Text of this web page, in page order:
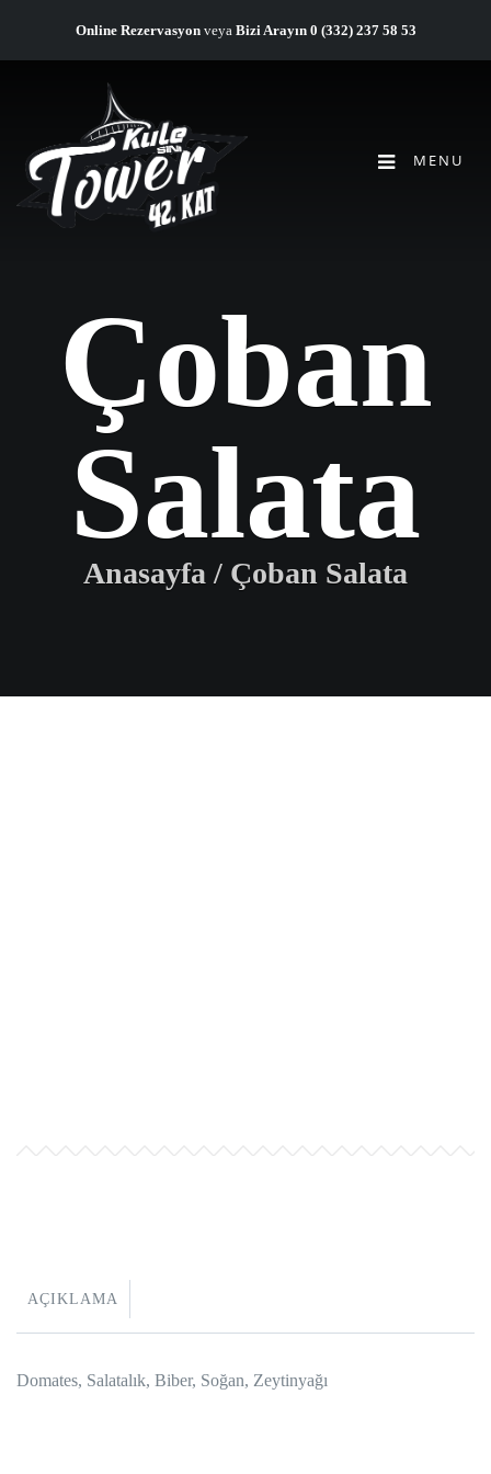
Online Rezervasyonveya Bizi Arayın 0 (332) 237 58 53
MENU
Çoban
Salata
Anasayfa / Çoban Salata
AÇIKLAMA
Domates, Salatalık, Biber, Soğan, Zeytinyağı